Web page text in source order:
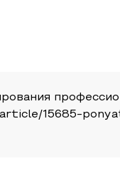
article/15685-